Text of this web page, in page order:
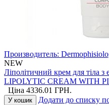
Производитель:
NEW
Ліполітичний крем для тіла
LIPOLYTIC CREAM WITH
Ціна 4336.01 ГРН.
У кошик Додати до списку